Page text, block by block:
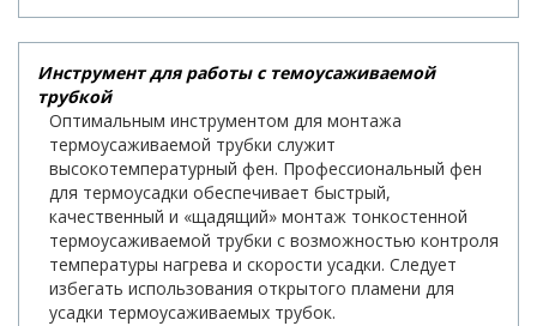
Инструмент для работы с темоусаживаемой
трубкой
Оптимальным инструментом для монтажа
термоусаживаемой трубки служит
высокотемпературный фен. Профессиональный фен
для термоусадки обеспечивает быстрый,
качественный и «щадящий» монтаж тонкостенной
термоусаживаемой трубки с возможностью контроля
температуры нагрева и скорости усадки. Следует
избегать использования открытого пламени для
усадки термоусаживаемых трубок.